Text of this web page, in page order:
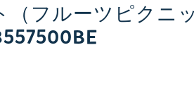
（フルーツピクニッ